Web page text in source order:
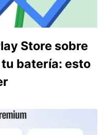
Store sobre
batería: esto